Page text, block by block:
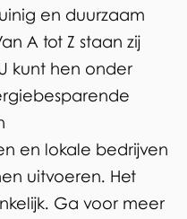
e
x
t
e
n
)
en duurzaam
A tot Z staan zij
kunt hen onder
en lokale bedrijven
uitvoeren. Het
Ga voor meer